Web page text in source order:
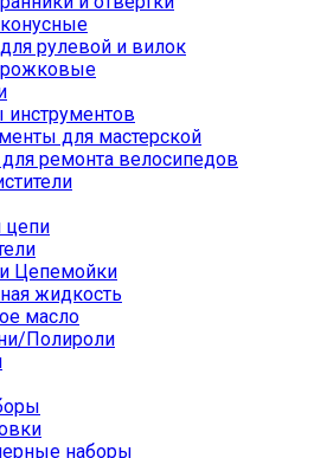
рулевой и вилок
инструментов
для мастерской
ремонта велосипедов
цепи
Цепемойки
жидкость
масло
Полироли
наборы